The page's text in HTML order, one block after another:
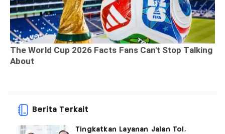
Berita Terkait
Tingkatkan Layanan Jalan Tol,